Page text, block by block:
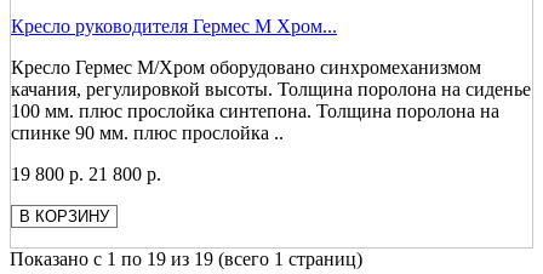
Кресло руководителя Гермес М Хром...
Кресло Гермес М/Хром оборудовано синхромеханизмом
качания, регулировкой высоты. Толщина поролона на сиденье
100 мм. плюс прослойка синтепона. Толщина поролона на
спинке 90 мм. плюс прослойка ..
19 800 р. 21 800 р.
В КОРЗИНУ
Показано с 1 по 19 из 19 (всего 1 страниц)